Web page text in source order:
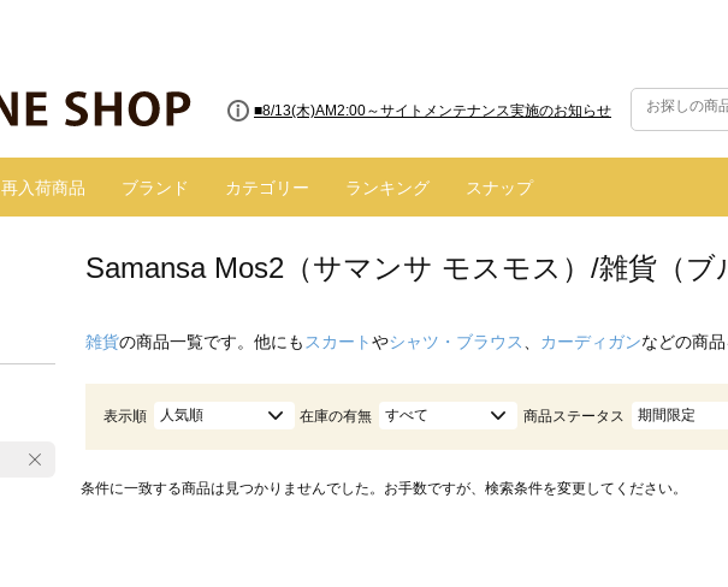
■8/13(木)AM2:00～サイトメンテナンス実施のお知らせ
再入荷商品 ブランド カテゴリー ランキング スナップ
Samansa Mos2（サマンサ モスモス）/雑貨（ブ
雑貨の商品一覧です。他にも スカートやシャツ・ブラウス カーディガンなどの商
表示順 人気順 在庫の有無 すべて 商品ステータス 期間限定
条件に一致する商品は見つかりませんでした。お手数ですが、検索条件を変更してください。